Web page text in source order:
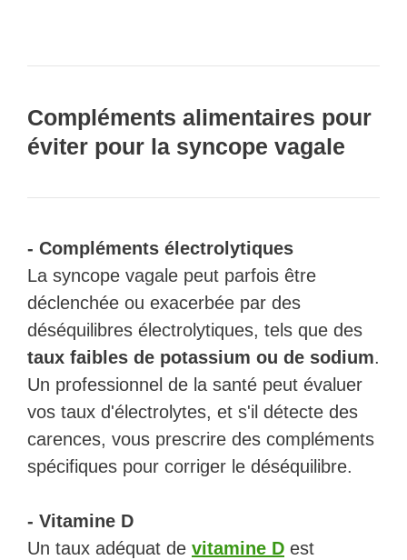
Compléments alimentaires pour
éviter pour la syncope vagale
- Compléments électrolytiques
La syncope vagale peut parfois être
déclenchée ou exacerbée par des
déséquilibres électrolytiques, tels que des
taux faibles de potassium ou de sodium.
Un professionnel de la santé peut évaluer
vos taux d'électrolytes, et s'il détecte des
carences, vous prescrire des compléments
spécifiques pour corriger le déséquilibre.
- Vitamine D
Un taux adéquat de vitamine D est